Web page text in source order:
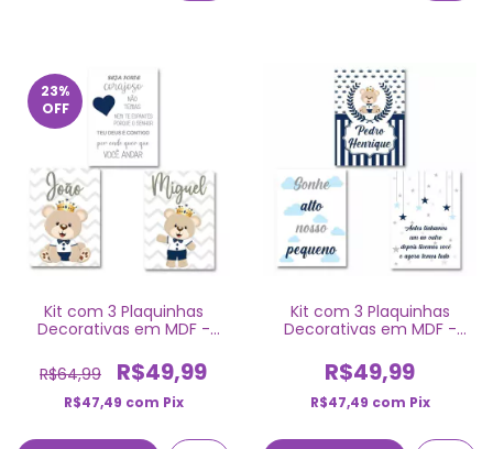
23%
OFF
Kit com 3 Plaquinhas
Decorativas em MDF -
R$64,99
R$49,99
R$47,49 com Pix
Kit com 3 Plaquinhas
Decorativas em MDF -
R$49,99
R$47,49 com Pix